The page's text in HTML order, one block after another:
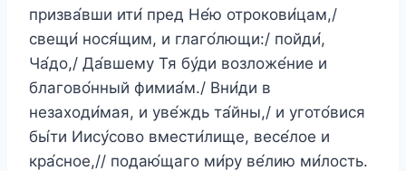
призва́вши ити́ пред Не́ю отрокови́цам,/
свещи́ нося́щим, и глаго́лющи:/ пойди́,
Ча́до,/ Да́вшему Тя бу́ди возложе́ние и
благово́нный фимиа́м./ Вни́ди в
незаходи́мая, и уве́ждь та́йны,/ и угото́вися
бы́ти Иису́сово вмести́лище, весе́лое и
кра́сное,// подаю́щаго ми́ру ве́лию ми́лость.